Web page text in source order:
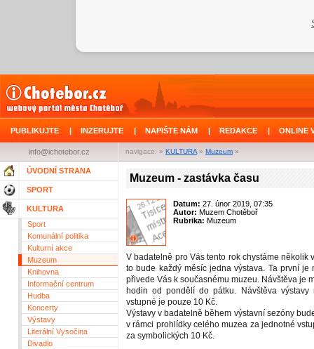
PUBLIKUJTE | INZERUJTE | NAPIŠTE NÁM | REDAKCE | ONLINE
navigace: » KULTURA » Muzeum »
info@ichotebor.cz
ÚVODNÍ STRANA
SPORT
KULTURA
Sport
Komunální politika
Kulturní akce
Muzeum
Knihovna
Informační centrum
Hudba
Koncerty
Výstavy
Literální Vysočina
Divadlo
Muzeum - zastávka času
Datum: 27. únor 2019, 07:35
Autor: Muzem Chotěboř
Rubrika: Muzeum
V badatelně pro Vás tento rok chystáme několik
to bude každý měsíc jedna výstava. Ta první je
přivede Vás k současnému muzeu. Návštěva je
hodin od pondělí do pátku. Návštěva výstavy
vstupné je pouze 10 Kč.
Výstavy v badatelně během výstavní sezóny
v rámci prohlídky celého muzea za jednotné
za symbolických 10 Kč.